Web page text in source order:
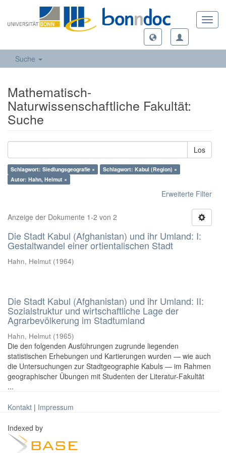
Suche
Mathematisch-
Naturwissenschaftliche Fakultät:
Suche
Los
Schlagwort: Siedlungsgeografie ×
Schlagwort: Kabul (Region) ×
Autor: Hahn, Helmut ×
Erweiterte Filter
Anzeige der Dokumente 1-2 von 2
Die Stadt Kabul (Afghanistan) und ihr Umland: I:
Gestaltwandel einer ortientalischen Stadt
Hahn, Helmut (1964)
Die Stadt Kabul (Afghanistan) und ihr Umland: II:
Sozialstruktur und wirtschaftliche Lage der
Agrarbevölkerung im Stadtumland
Hahn, Helmut (1965)
Die den folgenden Ausführungen zugrunde liegenden
statistischen Erhebungen und Kartierungen wurden — wie auch
die Untersuchungen zur Stadtgeographie Kabuls — im Rahmen
geographischer Übungen mit Studenten der Literatur-Fakultät
...
Kontakt | Impressum
Indexed by